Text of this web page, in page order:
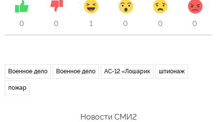
0 0 1 0 0 0
Военное дело Военное дело АС-12 «Лошарик шпионаж
пожар
Новости СМИ2